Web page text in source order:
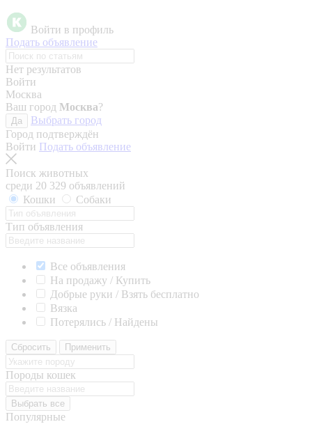
Войти в профиль
Подать объявление
Нет результатов
Войти
Москва
Ваш город Москва?
Да
Выбрать город
Город подтверждён
Войти Подать объявление
Поиск животных
среди 20 329 объявлений
Кошки
Собаки
Тип объявления
Все объявления
На продажу / Купить
Добрые руки / Взять бесплатно
Вязка
Потерялись / Найдены
Сбросить Применить
Породы кошек
Выбрать все
Популярные